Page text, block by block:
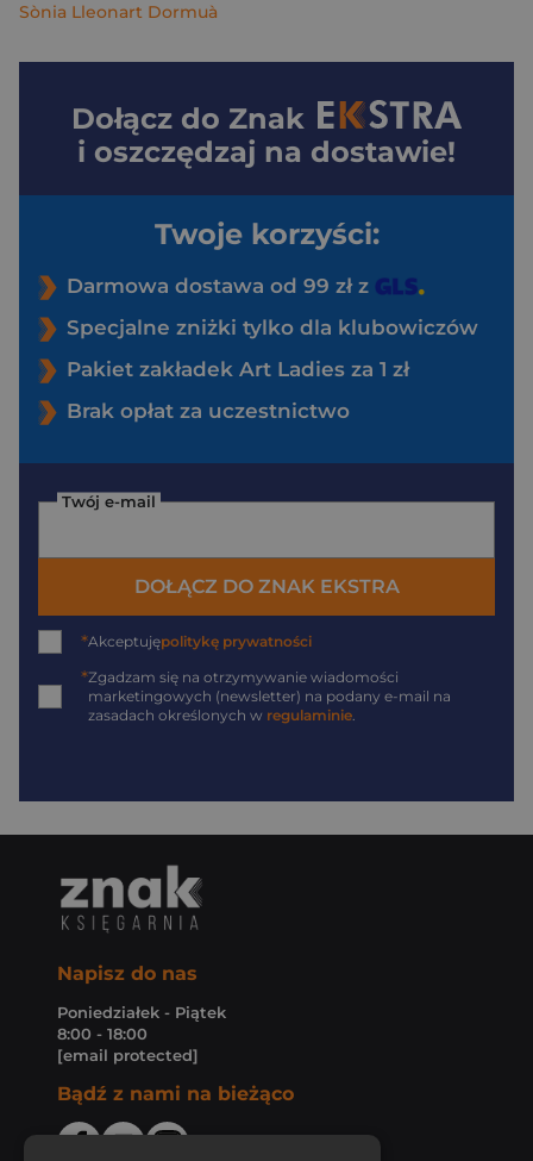
Sònia Lleonart Dormuà
Dołącz do Znak
i oszczędzaj na dostawie!
Twoje korzyści:
Darmowa dostawa od 99 zł z
Specjalne zniżki tylko dla klubowiczów
Pakiet zakładek Art Ladies za 1 zł
Brak opłat za uczestnictwo
Twój e-mail
DOŁĄCZ DO ZNAK EKSTRA
*Akceptujępolitykę prywatności
*Zgadzam się na otrzymywanie wiadomości
marketingowych (newsletter) na podany e-mail na
zasadach określonych w regulaminie.
Napisz do nas
Poniedziałek - Piątek
8:00 - 18:00
[email protected]
Bądź z nami na bieżąco